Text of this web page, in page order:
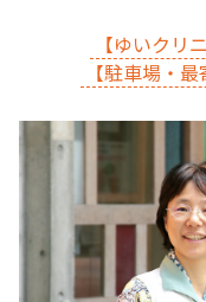
【ゆいクリ
【駐車場・